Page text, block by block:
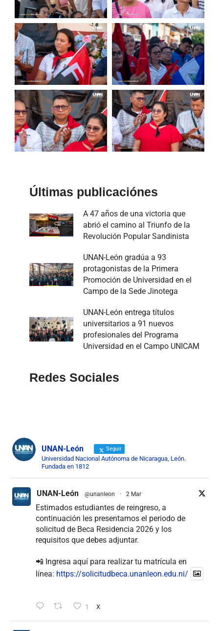
Últimas publicaciónes
A 47 años de una victoria que
abrió el camino al Triunfo de la
Revolución Popular Sandinista
UNAN-León gradúa a 93
protagonistas de la Primera
Promoción de Universidad en el
Campo de la Sede Jinotega
UNAN-León entrega títulos
universitarios a 91 nuevos
profesionales del Programa
Universidad en el Campo UNICAM
Redes Sociales
UNAN-León Seguir
Universidad Nacional Autónoma de Nicaragua, León.
Fundada en 1812
UNAN-León @unanleon · 2 Mar
Estimados estudiantes de reingreso, a
continuación les presentamos el periodo de
solicitud de Beca Residencia 2026 y los
requisitos que debes adjuntar.
📲 Ingresa aquí para realizar tu matrícula en
línea: https://solicitudbeca.unanleon.edu.ni/
1 X